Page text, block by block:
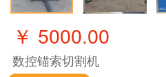
￥ 5000.00
数控锚索切割机